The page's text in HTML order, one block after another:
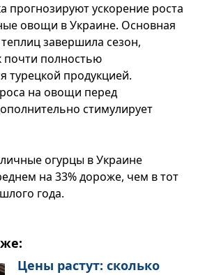
прогнозируют ускорение роста
овощи в Украине. Основная
завершила сезон,
почти полностью
турецкой продукцией.
на овощи перед
стимулирует
огурцы в Украине
на 33% дороже, чем в тот
года.
Цены растут: сколько